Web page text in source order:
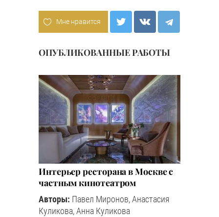
Мне нравится
ОПУБЛИКОВАННЫЕ РАБОТЫ
Интерьер ресторана в Москве с
частным кинотеатром
Авторы: Павел Миронов, Анастасия
Куликова, Анна Куликова